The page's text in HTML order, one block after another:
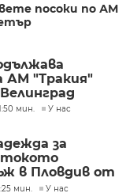
посоки по АМ
АМ "Тракия"
мин. У нас
за
в Пловдив от
мин. У нас